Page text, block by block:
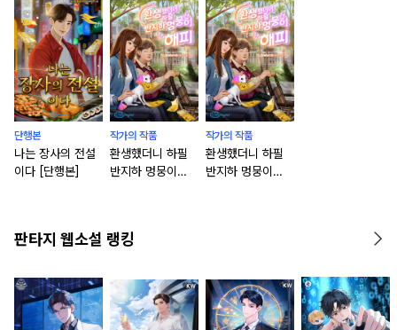
단행본
나는 장사의 전설
이다 [단행본]
작가의 작품
환생했더니 하필
반지하 멍뭉이
작가의 작품
환생했더니 하필
반지하 멍뭉이
판타지 웹소설 랭킹